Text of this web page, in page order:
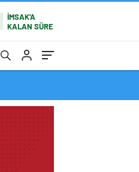
İMSAK'A
KALAN SÜRE